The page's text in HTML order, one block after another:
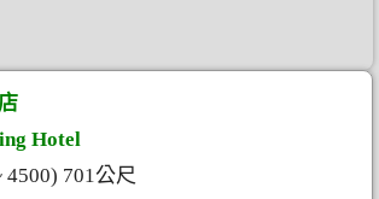
Hotel
4500) 701公尺